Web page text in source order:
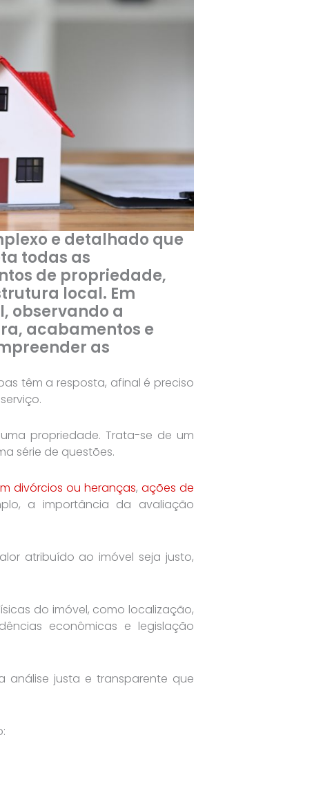
e detalhado que
todas as
de propriedade,
local. Em
observando a
acabamentos e
as
têm a resposta, afinal é preciso
propriedade. Trata-se de um
série de questões.
divórcios ou heranças, ações de
a importância da avaliação
atribuído ao imóvel seja justo,
do imóvel, como localização,
econômicas e legislação
análise justa e transparente que